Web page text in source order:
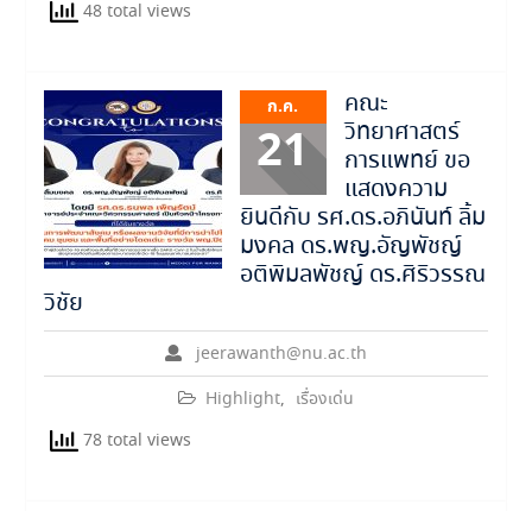
48 total views
ก.ค.
21
คณะ
วิทยาศาสตร์
การแพทย์ ขอ
แสดงความ
ยินดีกับ รศ.ดร.อภินันท์ ลิ้ม
มงคล ดร.พญ.อัญพัชญ์
อติพิมลพัชญ์ ดร.ศิริวรรณ
วิชัย
jeerawanth@nu.ac.th
Highlight, เรื่องเด่น
78 total views